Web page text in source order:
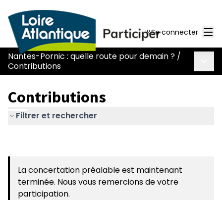
Se connecter
Nantes-Pornic : quelle route pour demain ? /
Contributions
Contributions
Filtrer et rechercher
La concertation préalable est maintenant
terminée. Nous vous remercions de votre
participation.